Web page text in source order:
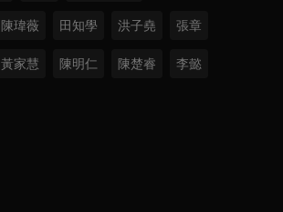
陳瑋薇 田知學 洪子堯 張章
黃家慧 陳明仁 陳楚睿 李懿